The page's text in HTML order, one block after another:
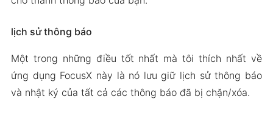
lịch sử thông báo
Một trong những điều tốt nhất mà tôi thích nhất về
ứng dụng FocusX này là nó lưu giữ lịch sử thông báo
và nhật ký của tất cả các thông báo đã bị chặn/xóa.